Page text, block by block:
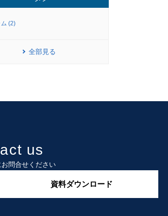
ム (2)
全部見る
us
問合せください
資料ダウンロード